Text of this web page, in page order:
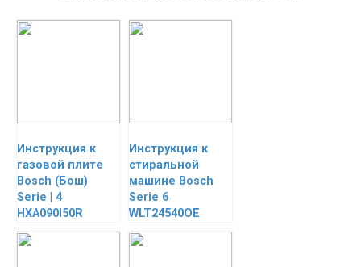
Инструкция к
газовой плите
Bosch (Бош)
Serie | 4
HXA090I50R
Инструкция к
стиральной
машине Bosch
Serie 6
WLT24540OE